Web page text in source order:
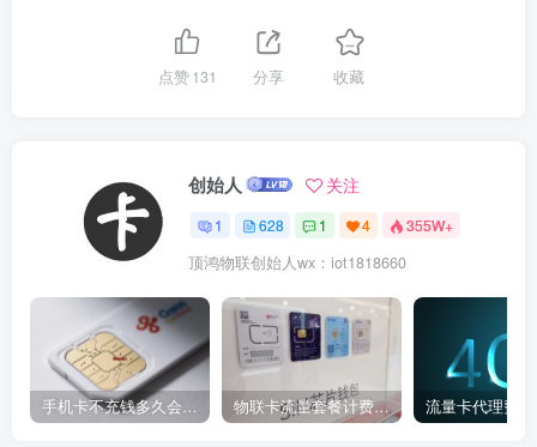
点赞131 分享 收藏
创始人 关注
1 628 1 4 355W+
顶鸿物联创始人wx：iot1818660
手机卡不充钱多久会被自动销户？ 物联卡流量套餐计费方式 流量卡代理费用